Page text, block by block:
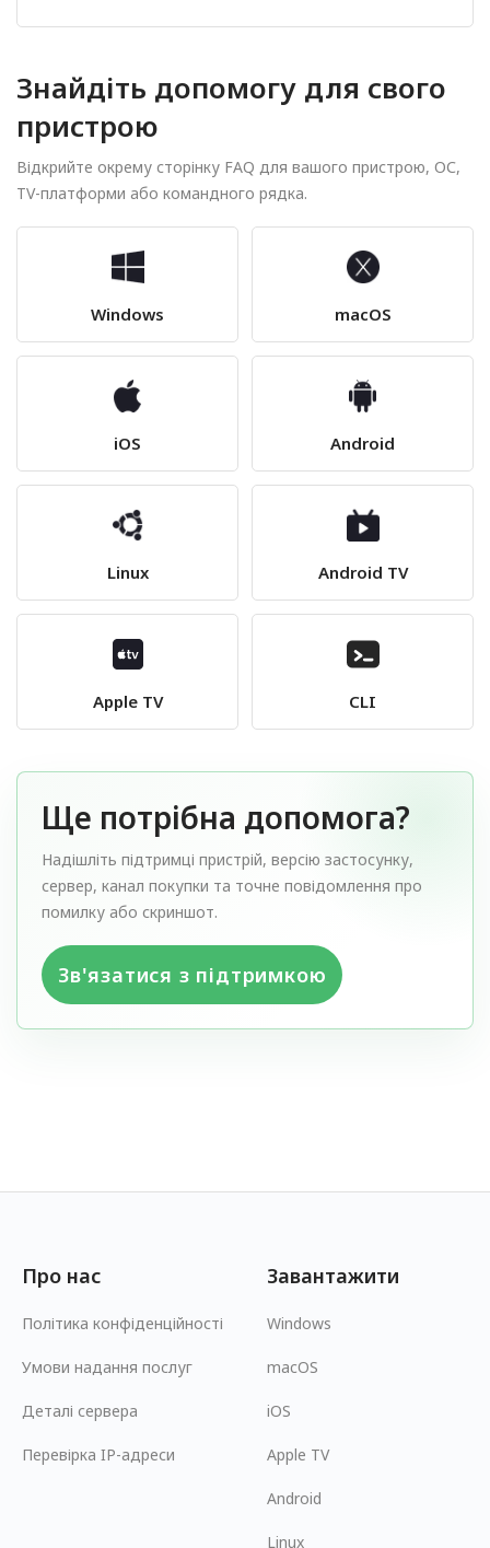
Знайдіть допомогу для свого
пристрою
Відкрийте окрему сторінку FAQ для вашого пристрою, ОС,
TV-платформи або командного рядка.
Windows macOS
iOS Android
Linux Android TV
Apple TV CLI
Ще потрібна допомога?
Надішліть підтримці пристрій, версію застосунку,
сервер, канал покупки та точне повідомлення про
помилку або скриншот.
Зв'язатися з підтримкою
Про нас
Політика конфіденційності
Умови надання послуг
Деталі сервера
Перевірка IP-адреси
Завантажити
Windows
macOS
iOS
Apple TV
Android
Linux